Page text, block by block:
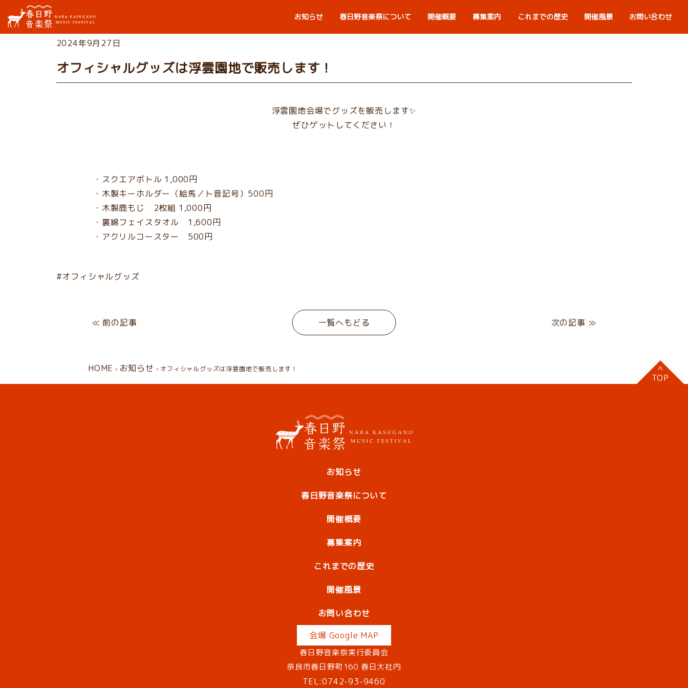
お知らせ 春日野音楽祭について 開催概要 募集案内 これまでの歴史 開催風景 お問い合わせ
2024年9月27日
オフィシャルグッズは浮雲園地で販売します！
浮雲園地会場でグッズを販売します✨
ぜひゲットしてください！
・スクエアボトル 1,000円
・木製キーホルダー（絵馬／ト音記号）500円
・木製鹿もじ 2枚組 1,000円
・裏綿フェイスタオル 1,600円
・アクリルコースター 500円
オフィシャルグッズ
≪ 前の記事 一覧へもどる 次の記事 ≫
HOME › お知らせ › オフィシャルグッズは浮雲園地で販売します！ ^
TOP
お知らせ
春日野音楽祭について
開催概要
募集案内
これまでの歴史
開催風景
お問い合わせ
会場 Google MAP
春日野音楽祭実行委員会
奈良市春日野町160 春日大社内
TEL:0742-93-9460